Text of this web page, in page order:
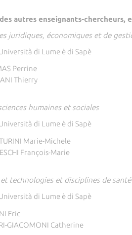
autres enseignants-chercheurs,
juridiques, économiques et de
di Lume è di Sapè
Perrine
Thierry
humaines et sociales
di Lume è di Sapè
Marie-Michele
François-Marie
et technologies et disciplines de santé
di Lume è di Sapè
Eric
GIACOMONI Catherine